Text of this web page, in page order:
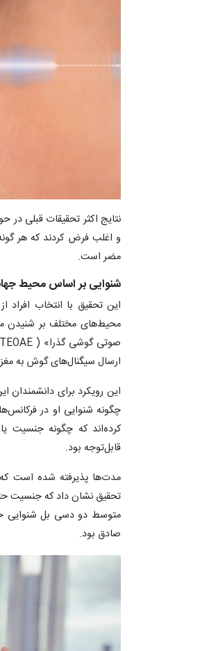
نتایج اکثر تحقیقات قبلی در
و اغلب فرض کردند که هر
مضر است.
شنوایی بر اساس محیط
این تحقیق با انتخاب افراد
محیط‌های مختلف بر شنیدن
ارسال سیگنال‌های گوش به مغز
این رویکرد برای دانشمندان
چگونه شنوایی او در
کرده‌اند که چگونه جنسیت
قابل‌توجه بود.
مدت‌ها پذیرفته شده است
تحقیق نشان داد که جنسیت
متوسط ‌دو دسی بل شنوایی
صادق بود.